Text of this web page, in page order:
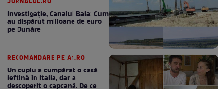
JURNALUL.RO
Investigație, Canalul Bala: Cum
au dispărut milioane de euro
pe Dunăre
RECOMANDARE PE A1.RO
Un cuplu a cumpărat o casă
ieftină în Italia, dar a
descoperit o capcană. De ce